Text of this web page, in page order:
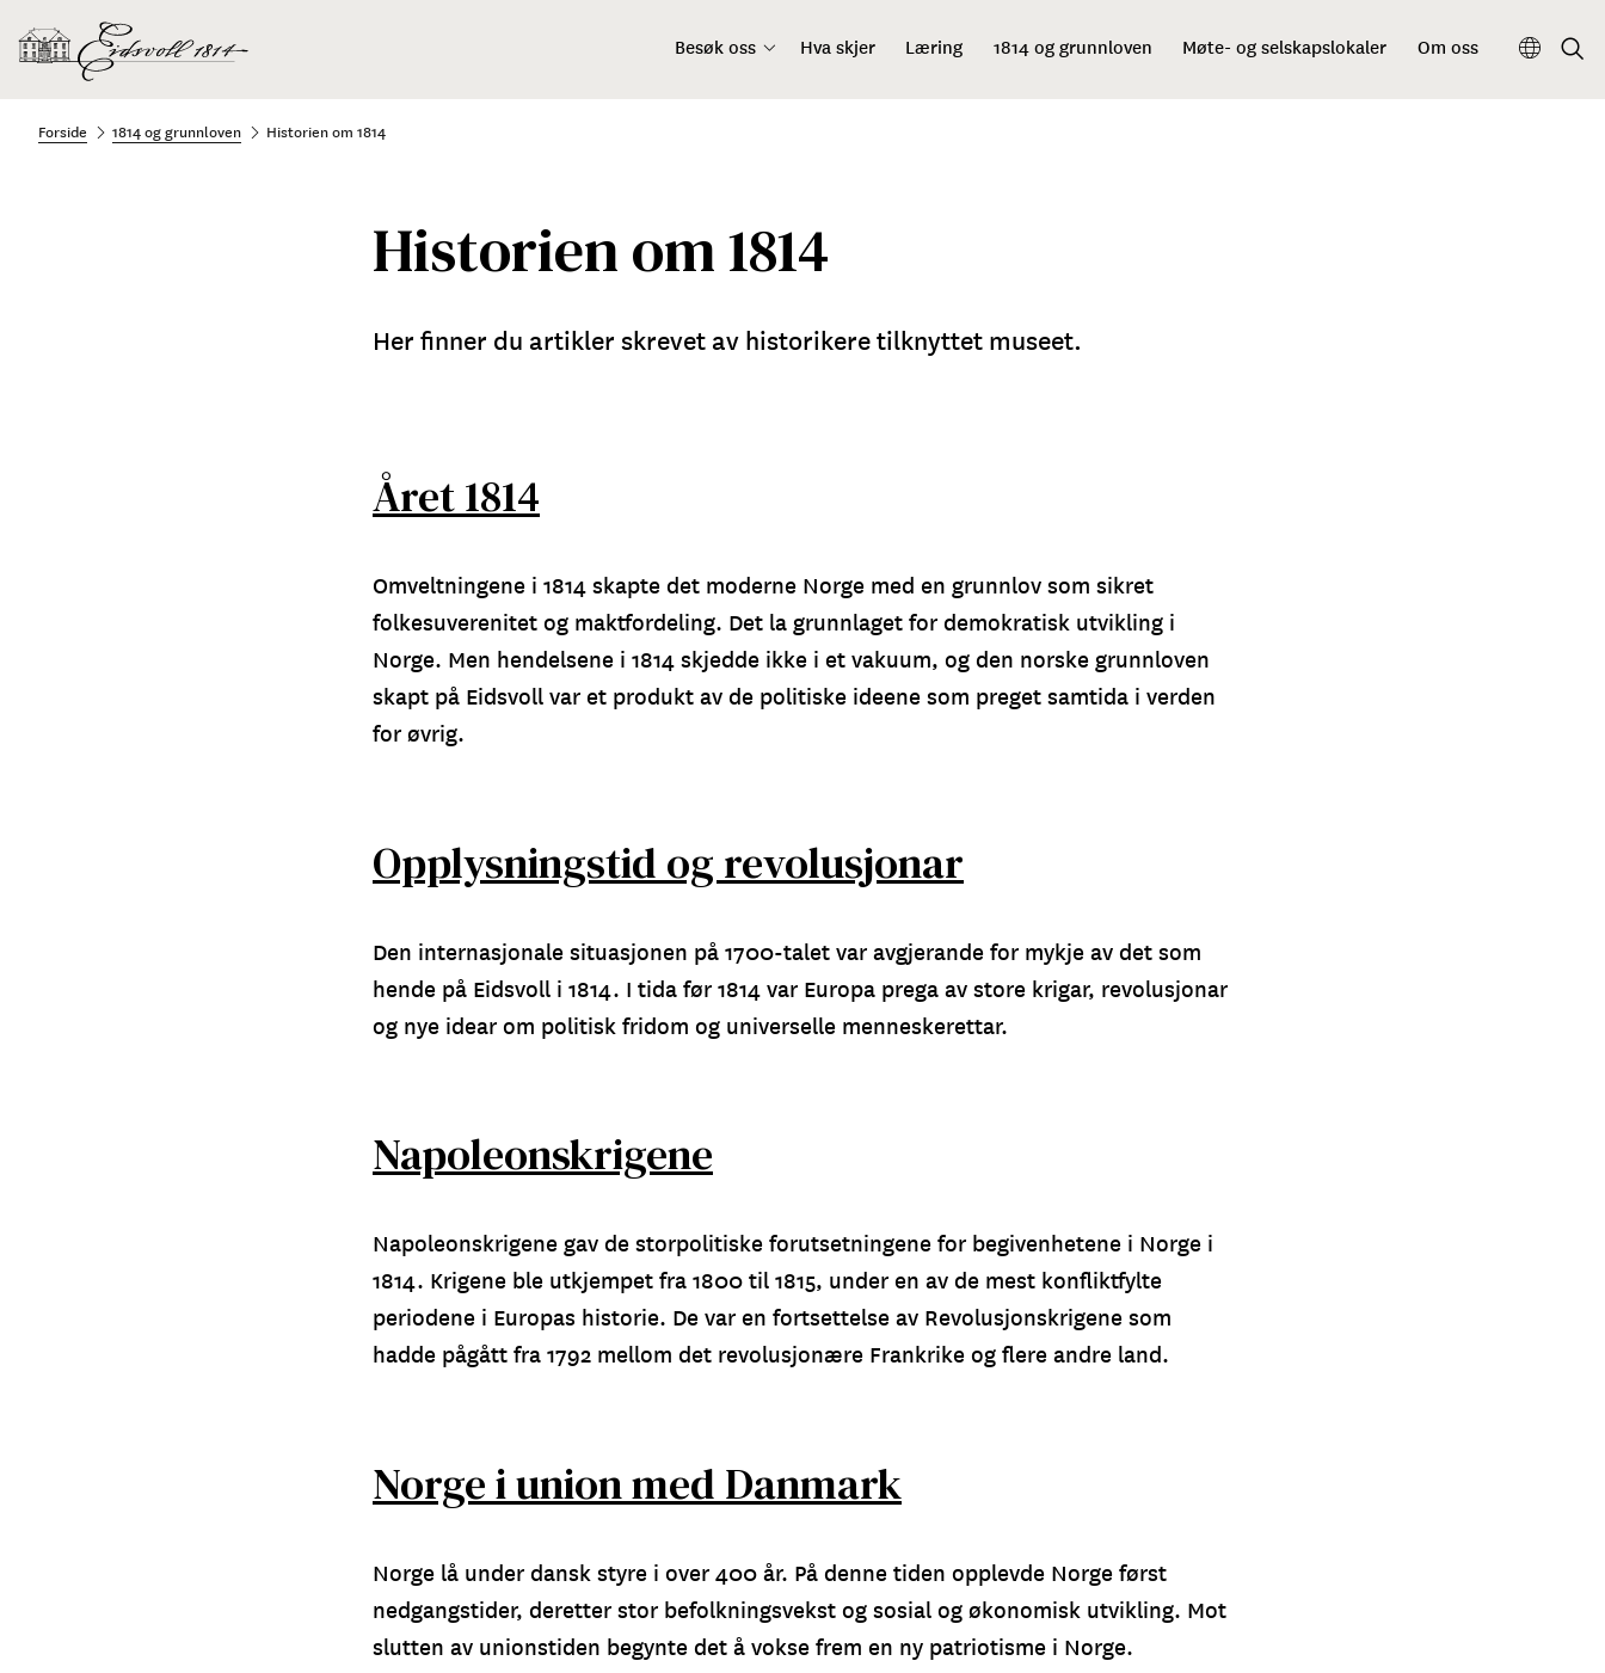
Besøk oss Hva skjer Læring 1814 og grunnloven Møte- og selskapslokaler Om oss
Forside 1814 og grunnloven Historien om 1814
Historien om 1814
Her finner du artikler skrevet av historikere tilknyttet museet.
Året 1814
Omveltningene i 1814 skapte det moderne Norge med en grunnlov som sikret
folkesuverenitet og maktfordeling. Det la grunnlaget for demokratisk utvikling i
Norge. Men hendelsene i 1814 skjedde ikke i et vakuum, og den norske grunnloven
skapt på Eidsvoll var et produkt av de politiske ideene som preget samtida i verden
for øvrig.
Opplysningstid og revolusjonar
Den internasjonale situasjonen på 1700-talet var avgjerande for mykje av det som
hende på Eidsvoll i 1814. I tida før 1814 var Europa prega av store krigar, revolusjonar
og nye idear om politisk fridom og universelle menneskerettar.
Napoleonskrigene
Napoleonskrigene gav de storpolitiske forutsetningene for begivenhetene i Norge i
1814. Krigene ble utkjempet fra 1800 til 1815, under en av de mest konfliktfylte
periodene i Europas historie. De var en fortsettelse av Revolusjonskrigene som
hadde pågått fra 1792 mellom det revolusjonære Frankrike og flere andre land.
Norge i union med Danmark
Norge lå under dansk styre i over 400 år. På denne tiden opplevde Norge først
nedgangstider, deretter stor befolkningsvekst og sosial og økonomisk utvikling. Mot
slutten av unionstiden begynte det å vokse frem en ny patriotisme i Norge.